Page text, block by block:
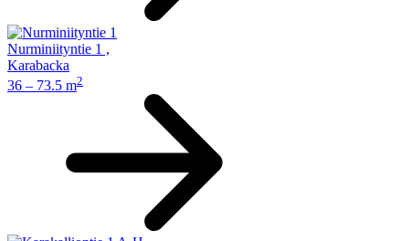
Nurminiityntie 1 ,
Karabacka
36 – 73.5 m2